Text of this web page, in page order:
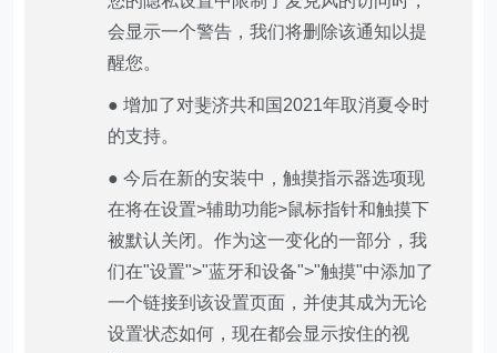
会显示一个警告，我们将删除该通知以提
醒您。
● 增加了对斐济共和国2021年取消夏令时
的支持。
● 今后在新的安装中，触摸指示器选项现
在将在设置>辅助功能>鼠标指针和触摸下
被默认关闭。作为这一变化的一部分，我
们在"设置">"蓝牙和设备">"触摸"中添加了
一个链接到该设置页面，并使其成为无论
设置状态如何，现在都会显示按住的视